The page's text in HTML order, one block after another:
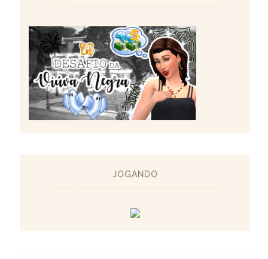
JOGANDO